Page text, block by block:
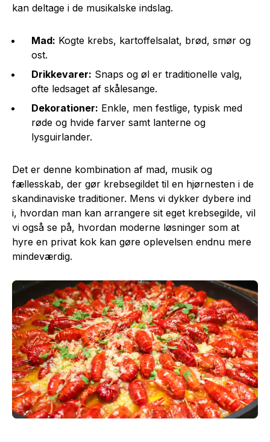
kan deltage i de musikalske indslag.
Mad: Kogte krebs, kartoffelsalat, brød, smør og
ost.
Drikkevarer: Snaps og øl er traditionelle valg,
ofte ledsaget af skålesange.
Dekorationer: Enkle, men festlige, typisk med
røde og hvide farver samt lanterne og
lysguirlander.
Det er denne kombination af mad, musik og
fællesskab, der gør krebsegildet til en hjørnesten i de
skandinaviske traditioner. Mens vi dykker dybere ind
i, hvordan man kan arrangere sit eget krebsegilde, vil
vi også se på, hvordan moderne løsninger som at
hyre en privat kok kan gøre oplevelsen endnu mere
mindeværdig.